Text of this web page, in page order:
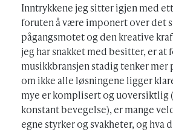
Inntrykkene jeg sitter igjen med
foruten å være imponert over det
pågangsmotet og den kreative
jeg har snakket med besitter, er at
musikkbransjen stadig tenker
om ikke alle løsningene ligger
mye er komplisert og uoversiktlig
konstant bevegelse), er mange
egne styrker og svakheter, og hva